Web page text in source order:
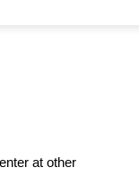
at other